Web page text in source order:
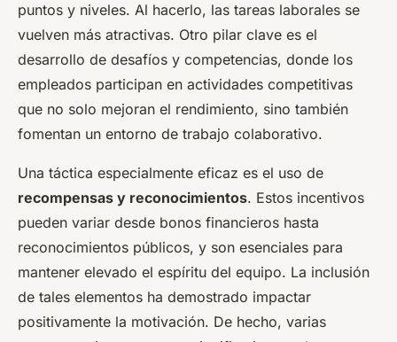
puntos y niveles. Al hacerlo, las tareas laborales se
vuelven más atractivas. Otro pilar clave es el
desarrollo de desafíos y competencias, donde los
empleados participan en actividades competitivas
que no solo mejoran el rendimiento, sino también
fomentan un entorno de trabajo colaborativo.
Una táctica especialmente eficaz es el uso de
recompensas y reconocimientos. Estos incentivos
pueden variar desde bonos financieros hasta
reconocimientos públicos, y son esenciales para
mantener elevado el espíritu del equipo. La inclusión
de tales elementos ha demostrado impactar
positivamente la motivación. De hecho, varias